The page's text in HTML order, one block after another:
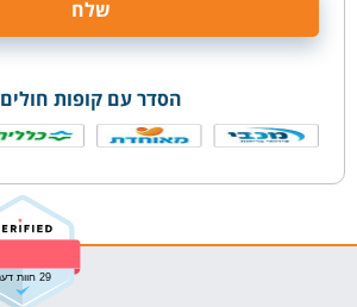
הסדר עם קופות חולים
29 חוות דעת